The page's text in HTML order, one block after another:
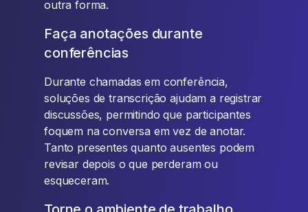
outra forma.
Faça anotações durante
conferências
Durante chamadas em conferência,
soluções de transcrição ajudam a registrar
discussões, permitindo que participantes
foquem na conversa em vez de anotar.
Tanto presentes quanto ausentes podem
revisar depois o que perderam ou
esqueceram.